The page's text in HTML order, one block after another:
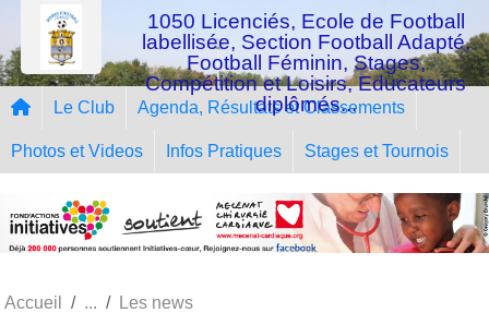
1050 Licenciés, Ecole de Football
labellisée, Section Football Adapté,
Football Féminin, Stages,
Compétition et Loisirs, Educateurs
diplômés...
Le Club Agenda, Résultats et Classements
Photos et Videos Infos Pratiques Stages et Tournois
Accueil Les news
Panneau de gestion des cookies